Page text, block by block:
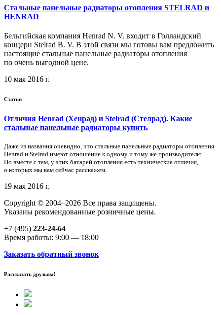
Стальные панельные радиаторы отопления STELRAD и
HENRAD
Бельгийская компания Henrad N. V. входит в Голландский
концерн Stelrad B. V. В этой связи мы готовы вам предложить
настоящие стальные панельные радиаторы отопления
по очень выгодной цене.
10 мая 2016 г.
Статьи
Отличия Henrad (Хенрад) и Stelrad (Стелрад). Какие
стальные панельные радиаторы купить
Даже из названия очевидно, что стальные панельные радиаторы отопления
Henrad и Stelrad имеют отношение к одному и тому же производителю.
Но вместе с тем, у этих батарей отопления есть технические отличия,
о которых мы вам сейчас расскажем.
19 мая 2016 г.
Copyright © 2004–2026 Все права защищены.
Указаны рекомендованные розничные цены.
+7 (495) 223-24-64
Время работы: 9:00 — 18:00
Заказать обратный звонок
Рассказать друзьям!